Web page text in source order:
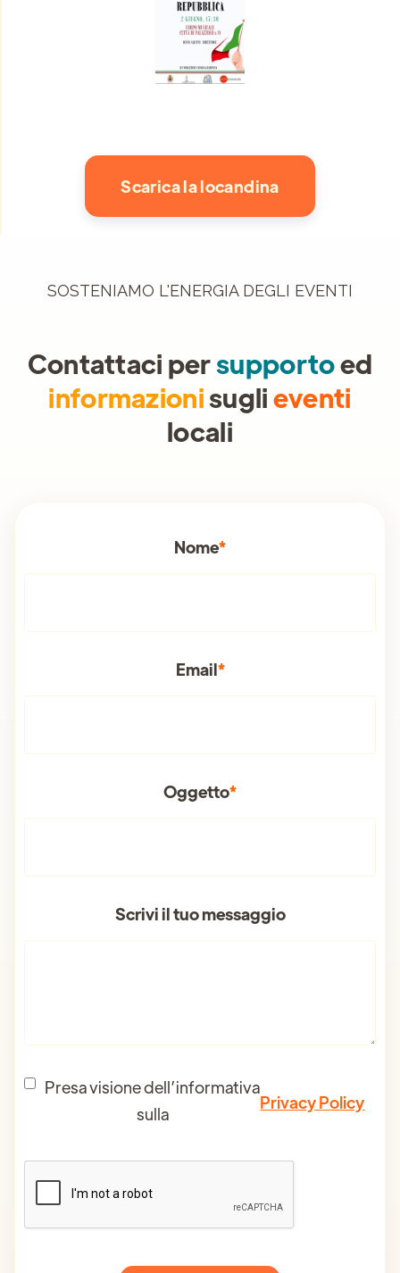
Scarica la locandina
SOSTENIAMO L'ENERGIA DEGLI EVENTI
Contattaci persupportoed
informazionisuglieventi
locali
Nome*
Email*
Oggetto*
Scrivi il tuo messaggio
Presa visione dell’informativa
sulla
Privacy Policy